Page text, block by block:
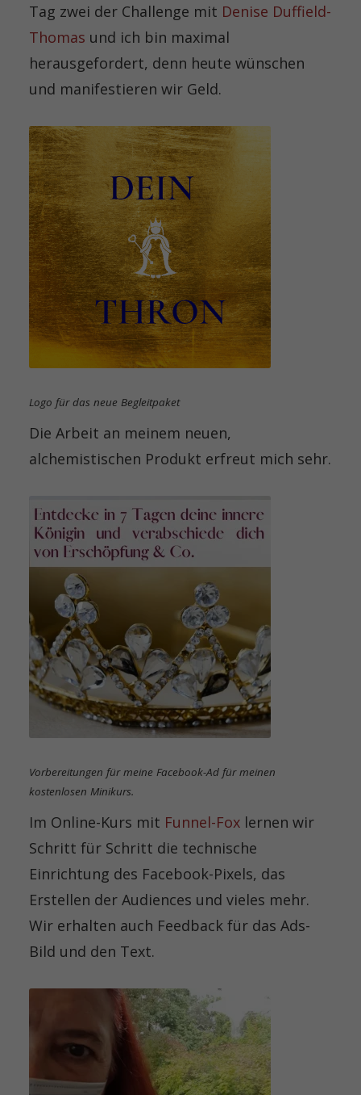
Tag zwei der Challenge mit Denise Duffield-
Thomas und ich bin maximal
herausgefordert, denn heute wünschen
und manifestieren wir Geld.
Logo für das neue Begleitpaket
Die Arbeit an meinem neuen,
alchemistischen Produkt erfreut mich sehr.
Vorbereitungen für meine Facebook-Ad für meinen
kostenlosen Minikurs.
Im Online-Kurs mit Funnel-Fox lernen wir
Schritt für Schritt die technische
Einrichtung des Facebook-Pixels, das
Erstellen der Audiences und vieles mehr.
Wir erhalten auch Feedback für das Ads-
Bild und den Text.